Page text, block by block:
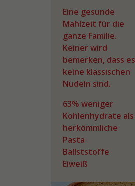
Eine gesunde
Mahlzeit für die
ganze Familie.
Keiner wird
bemerken, dass es
keine klassischen
Nudeln sind.
63% weniger
Kohlenhydrate als
herkömmliche
Pasta
Ballststoffe
Eiweiß